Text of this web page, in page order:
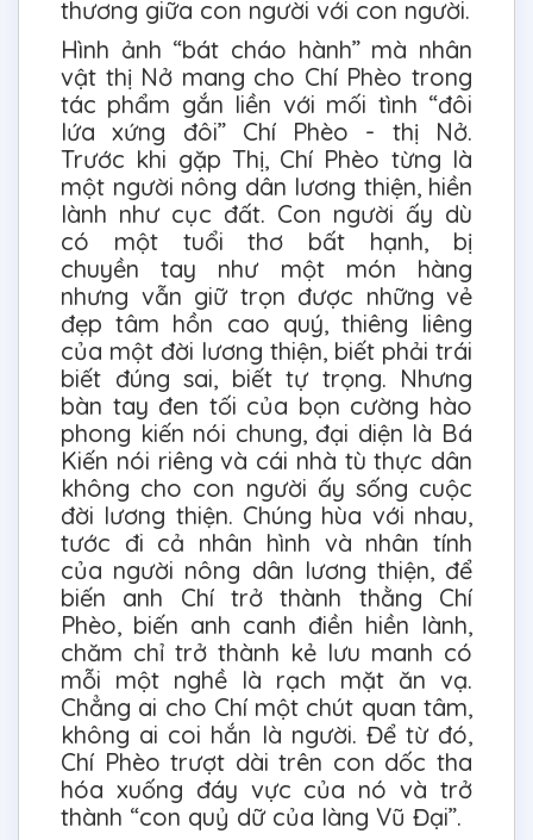
thương giữa con người với con người.
Hình ảnh “bát cháo hành” mà nhân
vật thị Nở mang cho Chí Phèo trong
tác phẩm gắn liền với mối tình “đôi
lứa xứng đôi” Chí Phèo - thị Nở.
Trước khi gặp Thị, Chí Phèo từng là
một người nông dân lương thiện, hiền
lành như cục đất. Con người ấy dù
có một tuổi thơ bất hạnh, bị
chuyền tay như một món hàng
nhưng vẫn giữ trọn được những vẻ
đẹp tâm hồn cao quý, thiêng liêng
của một đời lương thiện, biết phải trái
biết đúng sai, biết tự trọng. Nhưng
bàn tay đen tối của bọn cường hào
phong kiến nói chung, đại diện là Bá
Kiến nói riêng và cái nhà tù thực dân
không cho con người ấy sống cuộc
đời lương thiện. Chúng hùa với nhau,
tước đi cả nhân hình và nhân tính
của người nông dân lương thiện, để
biến anh Chí trở thành thằng Chí
Phèo, biến anh canh điền hiền lành,
chăm chỉ trở thành kẻ lưu manh có
mỗi một nghề là rạch mặt ăn vạ.
Chẳng ai cho Chí một chút quan tâm,
không ai coi hắn là người. Để từ đó,
Chí Phèo trượt dài trên con dốc tha
hóa xuống đáy vực của nó và trở
thành “con quỷ dữ của làng Vũ Đại”.